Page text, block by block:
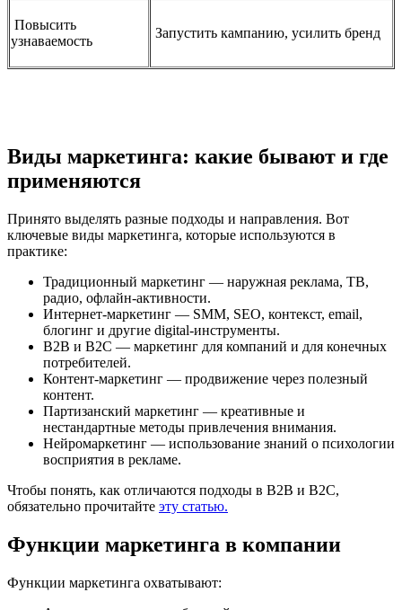
Повысить
узнаваемость
Запустить кампанию, усилить бренд
Виды маркетинга: какие бывают и где
применяются
Принято выделять разные подходы и направления. Вот
ключевые виды маркетинга, которые используются в
практике:
Традиционный маркетинг — наружная реклама, ТВ,
радио, офлайн-активности.
Интернет-маркетинг — SMM, SEO, контекст, email,
блогинг и другие digital-инструменты.
B2B и B2C — маркетинг для компаний и для конечных
потребителей.
Контент-маркетинг — продвижение через полезный
контент.
Партизанский маркетинг — креативные и
нестандартные методы привлечения внимания.
Нейромаркетинг — использование знаний о психологии
восприятия в рекламе.
Чтобы понять, как отличаются подходы в B2B и B2C,
обязательно прочитайте эту статью.
Функции маркетинга в компании
Функции маркетинга охватывают: